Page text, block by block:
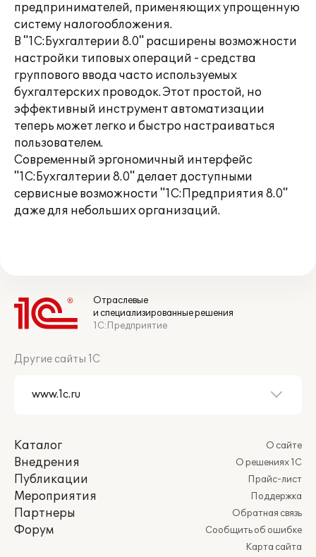
предпринимателей, применяющих упрощенную
систему налогообложения.
В "1С:Бухгалтерии 8.0" расширены возможности
настройки типовых операций - средства
группового ввода часто используемых
бухгалтерских проводок. Этот простой, но
эффективный инструмент автоматизации
теперь может легко и быстро настраиваться
пользователем.
Современный эргономичный интерфейс
"1С:Бухгалтерии 8.0" делает доступными
сервисные возможности "1С:Предприятия 8.0"
даже для небольших организаций.
Отраслевые
и специализированные решения
1С:Предприятие
Другие сайты 1С
Каталог
Внедрения
Публикации
Мероприятия
Партнеры
Форум
О сайте
О решениях 1С
Прайс-лист
Поддержка
Обратная связь
Сообщить об ошибке
Карта сайта